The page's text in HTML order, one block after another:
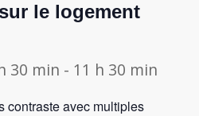
le logement
30 min - 11 h 30 min
contraste avec multiples